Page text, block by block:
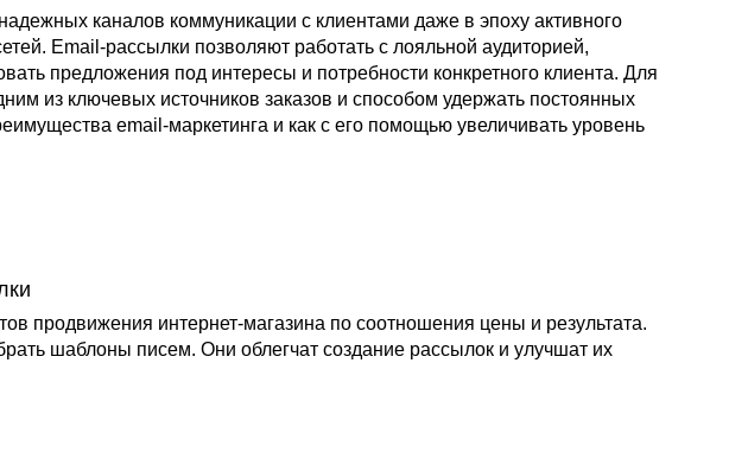
каналов коммуникации с клиентами даже в эпоху активного
Email-рассылки позволяют работать с лояльной аудиторией,
предложения под интересы и потребности конкретного клиента. Для
из ключевых источников заказов и способом удержать постоянных
email-маркетинга и как с его помощью увеличивать уровень
продвижения интернет-магазина по соотношения цены и результата.
шаблоны писем. Они облегчат создание рассылок и улучшат их